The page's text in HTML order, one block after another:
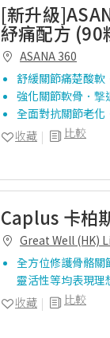
[新升級
紓痛配方 (90
ASANA 360
舒緩關節痛楚酸軟
強化關節軟骨．撃
全面對抗關節老化
比較
收藏
Caplus 卡柏
Great Well (HK)
全方位修護骨骼關
靈活性等均表現理
比較
收藏